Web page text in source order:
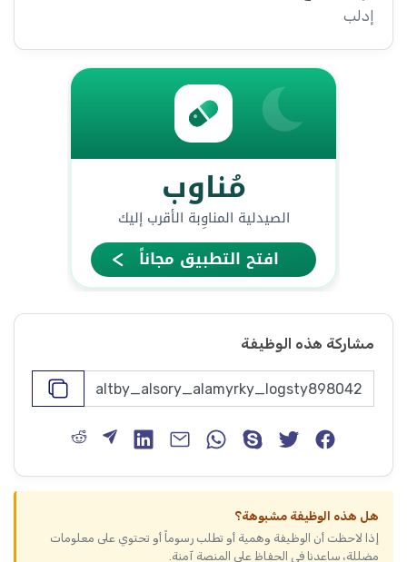
إدلب
مشاركة هذه الوظيفة
هل هذه الوظيفة مشبوهة؟
إذا لاحظت أن الوظيفة وهمية أو تطلب رسوماً أو تحتوي على معلومات
مضللة، ساعدنا في الحفاظ على المنصة آمنة.